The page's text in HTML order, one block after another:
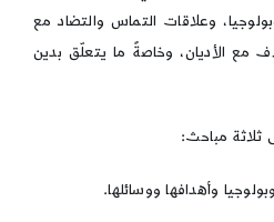
وعلاقات التماس والتضاد مع
مع الأديان، وخاصةً ما يتعلّق بدين
ثلاثة مباحث:
وأهدافها ووسائلها.